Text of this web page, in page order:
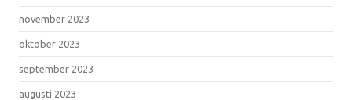
november 2023
oktober 2023
september 2023
augusti 2023